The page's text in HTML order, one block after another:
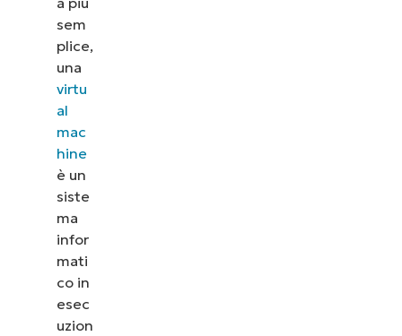
sem
plice,
una
virtu
al
mac
hine
è un
siste
ma
infor
mati
co in
esec
uzion